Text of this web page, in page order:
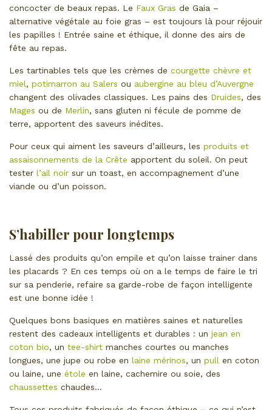
concocter de beaux repas. Le Faux Gras de Gaia –
alternative végétale au foie gras – est toujours là pour réjouir
les papilles ! Entrée saine et éthique, il donne des airs de
fête au repas.
Les tartinables tels que les crèmes de courgette chèvre et
miel, potimarron au Salers ou aubergine au bleu d’Auvergne
changent des olivades classiques. Les pains des Druides, des
Mages ou de Merlin, sans gluten ni fécule de pomme de
terre, apportent des saveurs inédites.
Pour ceux qui aiment les saveurs d’ailleurs, les produits et
assaisonnements de la Crête apportent du soleil. On peut
tester l’ail noir sur un toast, en accompagnement d’une
viande ou d’un poisson.
S’habiller pour longtemps
Lassé des produits qu’on empile et qu’on laisse trainer dans
les placards ? En ces temps où on a le temps de faire le tri
sur sa penderie, refaire sa garde-robe de façon intelligente
est une bonne idée !
Quelques bons basiques en matières saines et naturelles
restent des cadeaux intelligents et durables : un jean en
coton bio, un tee-shirt manches courtes ou manches
longues, une jupe ou robe en laine mérinos, un pull en coton
ou laine, une étole en laine, cachemire ou soie, des
chaussettes chaudes…